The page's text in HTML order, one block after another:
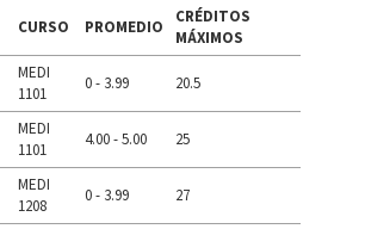
CURSO PROMEDIO
CRÉDITOS
MÁXIMOS
MEDI
1101
0 - 3.99 20.5
MEDI
1101
4.00 - 5.00 25
MEDI
1208
0 - 3.99 27